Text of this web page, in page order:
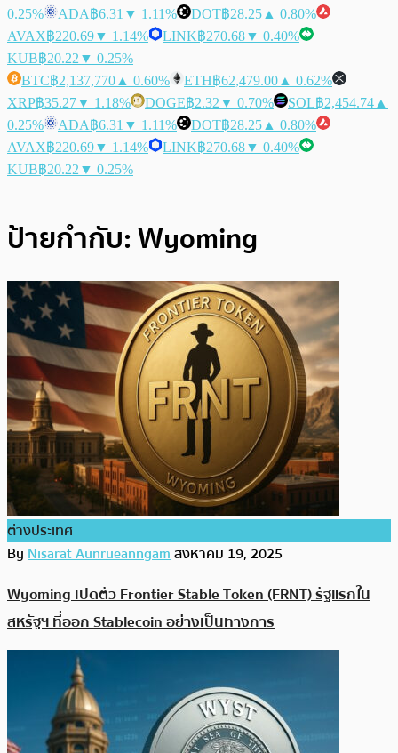
0.25%
ADA฿6.31 ▼ 1.11% DOT฿28.25 ▲ 0.80%
AVAX฿220.69▼ 1.14% LINK฿270.68▼ 0.40%
KUB฿20.22 ▼ 0.25%
BTC฿2,137,770 ▲ 0.60% ETH฿62,479.00 ▲ 0.62%
XRP฿35.27▼ 1.18% DOGE฿2.32 ▼ 0.70% SOL฿2,454.74 ▲
0.25%
ADA฿6.31 ▼ 1.11% DOT฿28.25 ▲ 0.80%
AVAX฿220.69▼ 1.14% LINK฿270.68▼ 0.40%
KUB฿20.22 ▼ 0.25%
ป้ายกำกับ:Wyoming
ต่างประเทศ
ByNisarat Aunrueanngamสิงหาคม 19, 2025
Wyoming เปิดตัว Frontier Stable Token (FRNT) รัฐแรกใน
สหรัฐฯ ที่ออก Stablecoin อย่างเป็นทางการ